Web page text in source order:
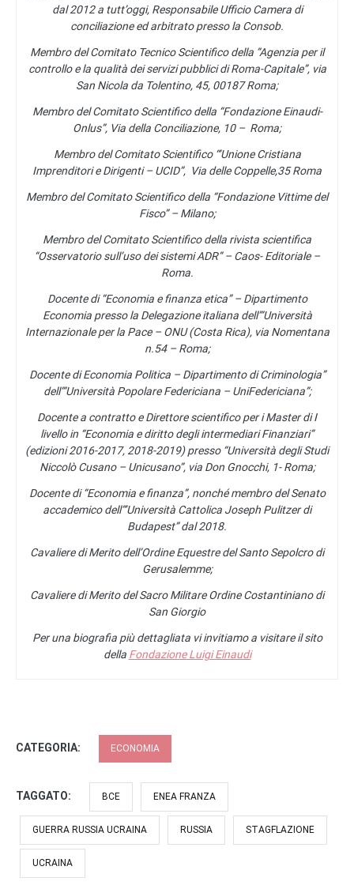
dal 2012 a tutt’oggi, Responsabile Ufficio Camera di
conciliazione ed arbitrato presso la Consob.
Membro del Comitato Tecnico Scientifico della ”Agenzia per il
controllo e la qualità dei servizi pubblici di Roma-Capitale”, via
San Nicola da Tolentino, 45, 00187 Roma;
Membro del Comitato Scientifico della “Fondazione Einaudi-
Onlus”, Via della Conciliazione, 10 – Roma;
Membro del Comitato Scientifico “’Unione Cristiana
Imprenditori e Dirigenti – UCID”, Via delle Coppelle,35 Roma
Membro del Comitato Scientifico della “Fondazione Vittime del
Fisco” – Milano;
Membro del Comitato Scientifico della rivista scientifica
“Osservatorio sull’uso dei sistemi ADR” – Caos- Editoriale –
Roma.
Docente di “Economia e finanza etica” – Dipartimento
Economia presso la Delegazione italiana dell’”Università
Internazionale per la Pace – ONU (Costa Rica), via Nomentana
n.54 – Roma;
Docente di Economia Politica – Dipartimento di Criminologia”
dell’”Università Popolare Federiciana – UniFedericiana”;
Docente a contratto e Direttore scientifico per i Master di I
livello in “Economia e diritto degli intermediari Finanziari”
(edizioni 2016-2017, 2018-2019) presso “Università degli Studi
Niccolò Cusano – Unicusano”, via Don Gnocchi, 1- Roma;
Docente di “Economia e finanza”, nonché membro del Senato
accademico dell”’Università Cattolica Joseph Pulitzer di
Budapest” dal 2018.
Cavaliere di Merito dell’Ordine Equestre del Santo Sepolcro di
Gerusalemme;
Cavaliere di Merito del Sacro Militare Ordine Costantiniano di
San Giorgio
Per una biografia più dettagliata vi invitiamo a visitare il sito
della Fondazione Luigi Einaudi
CATEGORIA: ECONOMIA
TAGGATO: BCE ENEA FRANZA
GUERRA RUSSIA UCRAINA RUSSIA STAGFLAZIONE
UCRAINA